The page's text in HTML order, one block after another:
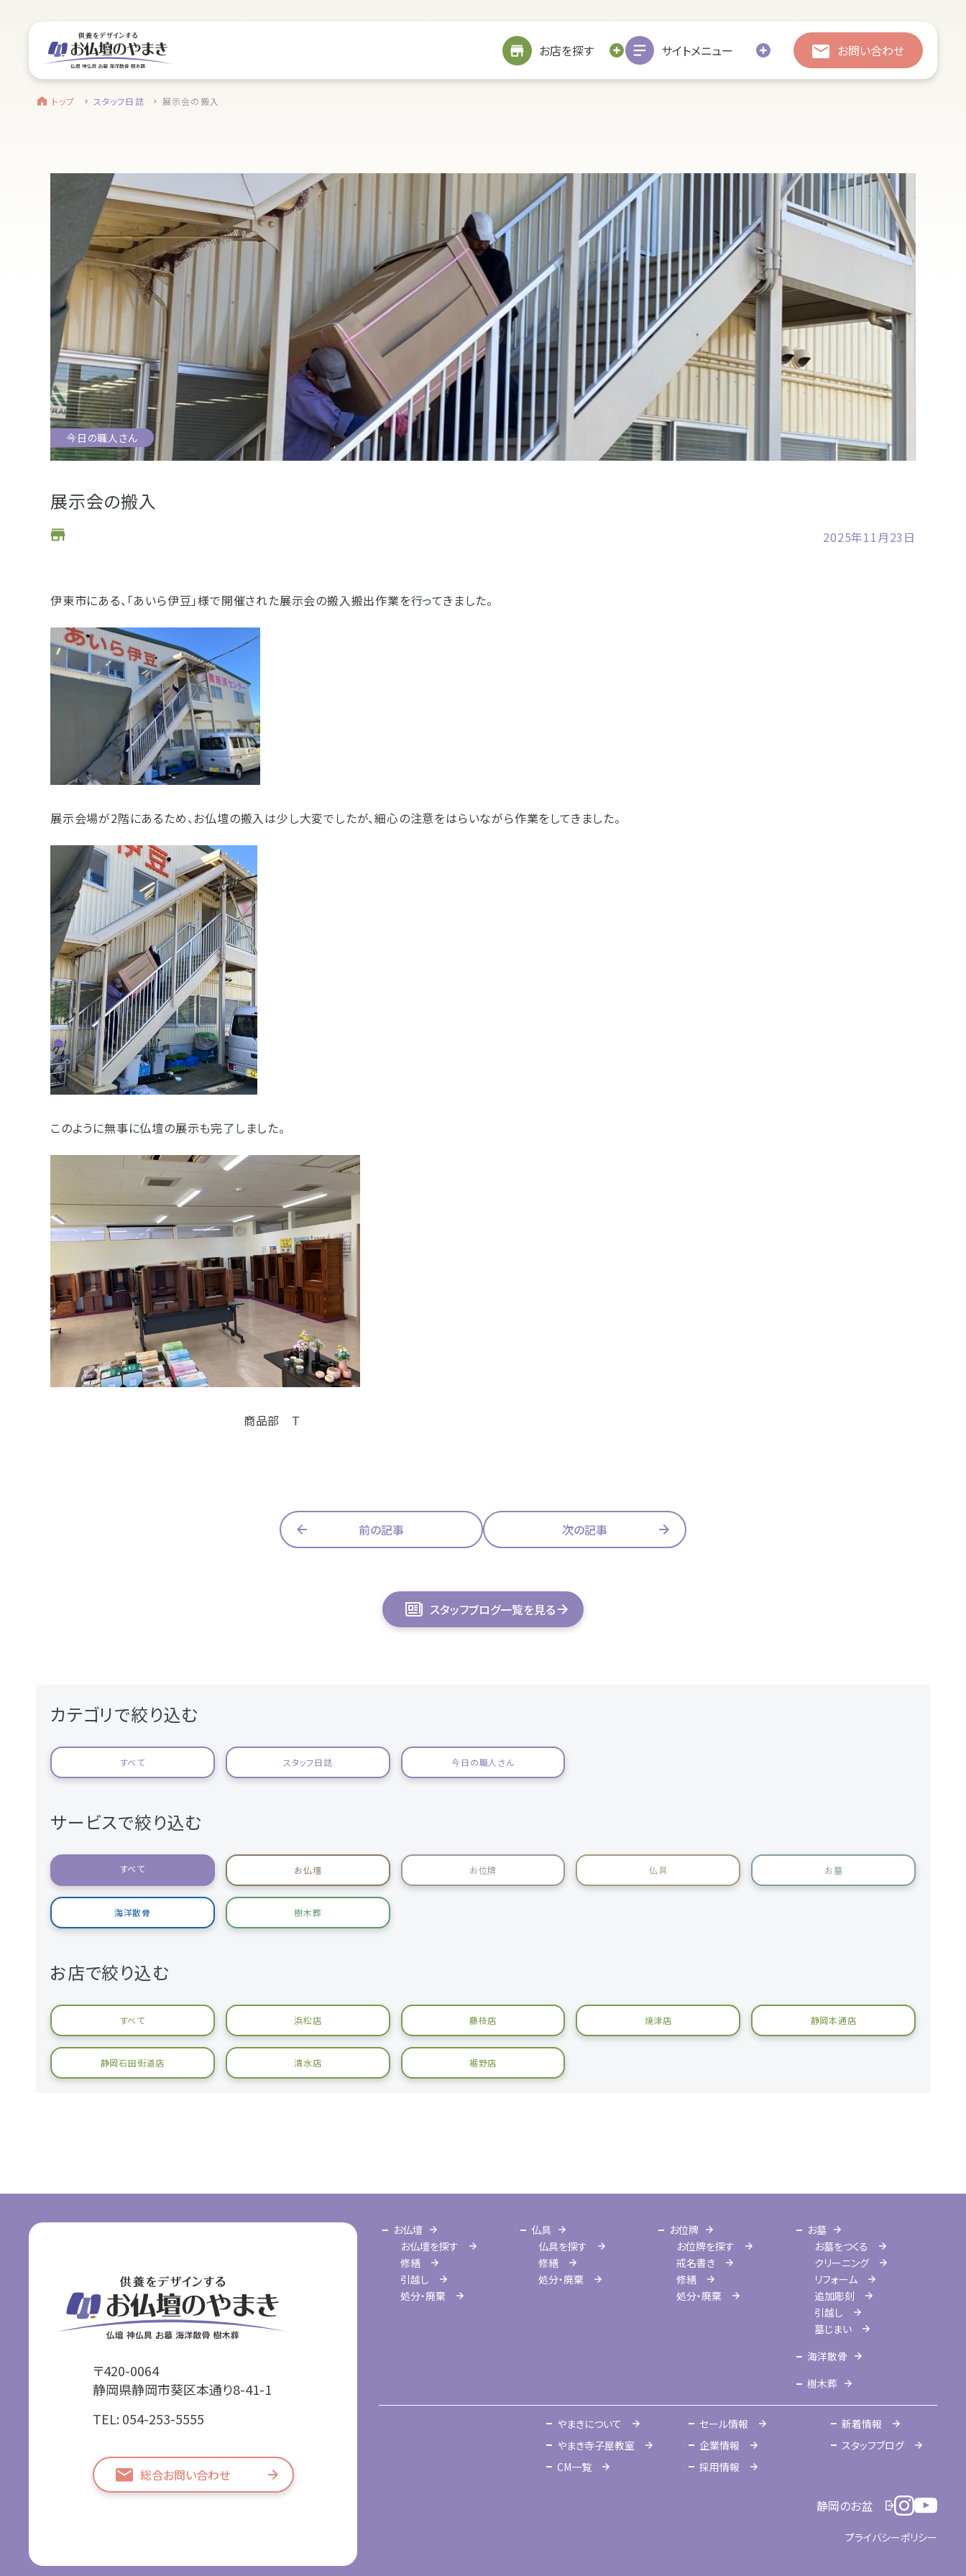
お店を探す サイトメニュー お問い合わせ
find a store お近くのお店を探す サイトメニューを見る 総合お問い合わせ
駐車場
駐車場12台駐車可能
所在地
〒434-0026
静岡県浜松市浜北区東美薗182
電話番号
053-586-7876
地図を開く 店舗評価 詳細を見る
藤枝店 焼津本店 静岡本通店 静岡石田街道店 清水店 裾野店
site menu サイトメニュー お近くのお店を探す 総合お問い合わせ
静岡のお盆
盆提灯・初盆で使う品・その他お盆用品
main service
お仏壇
お引越し
処分・廃棄 お客様の声
お仏壇サービスについての
お問い合わせ
お仏壇トップ
お位牌
修繕
処分・廃棄 お客様の声
お位牌サービスについての
お問い合わせ
お位牌トップ
仏具
処分・廃棄
お客様の声
仏具サービスについての
お問い合わせ
仏具トップ
お墓
クリーニング 追加彫刻
リフォーム 引越し 墓じまい
お客様の声
お墓サービスについての
お問い合わせ
お墓トップ
海洋散骨
お客様の声
海洋散骨サービスについての
お問い合わせ
樹木葬
- 企業情報
- やまき寺子屋教室
- なつかしのCM
- プライバシーポリシー
トップ スタッフ日誌 展示会の搬入
今日の職人さん
展示会の搬入
2025年11月23日
伊東市にある、「あいら伊豆」様で開催された展示会の搬入搬出作業を行ってきました。
展示会場が2階にあるため、お仏壇の搬入は少し大変でしたが、細心の注意をはらいながら作業をしてきました。
このように無事に仏壇の展示も完了しました。
商品部 T
前の記事 次の記事
スタッフブログ一覧を見る
カテゴリで絞り込む
すべて スタッフ日誌 今日の職人さん
サービスで絞り込む
すべて お仏壇 お位牌 仏具 お墓
海洋散骨 樹木葬
お店で絞り込む
すべて 浜松店 藤枝店 焼津店 静岡本通店
静岡石田街道店 清水店 裾野店
〒420-0064
静岡県静岡市葵区本通り8-41-1
TEL: 054-253-5555
総合お問い合わせ
お仏壇
お仏壇を探す
修繕
引越し
処分・廃棄
仏具
仏具を探す
修繕
処分・廃棄
お位牌
お位牌を探す
戒名書き
修繕
処分・廃棄
お墓
お墓をつくる
クリーニング
リフォーム
追加彫刻
引越し
墓じまい
海洋散骨
樹木葬
やまきについて
やまき寺子屋教室
CM一覧
セール情報
企業情報
採用情報
新着情報
スタッフブログ
静岡のお盆
プライバシーポリシー